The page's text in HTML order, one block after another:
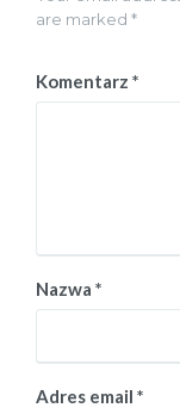
are marked *
Komentarz *
Nazwa *
Adres email *